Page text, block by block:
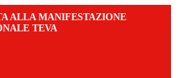
ALLA MANIFESTAZIONE
TEVA